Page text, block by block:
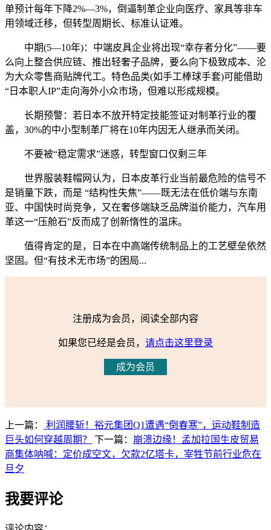
单预计每年下降2%—3%，倒逼制革企业向医疗、家具等非车
用领域迁移，但转型周期长、标准认证难。
中期(5—10年)：中端皮具企业将出现“幸存者分化”——要
么向上整合供应链、推出轻奢子品牌，要么向下极致成本、沦
为大众零售商贴牌代工。特色品类(如手工棒球手套)可能借助
“日本职人IP”走向海外小众市场，但难以形成规模。
长期预警：若日本不放开特定技能签证对制革行业的覆
盖，30%的中小型制革厂将在10年内因无人继承而关闭。
不要被“稳定需求”迷惑，转型窗口仅剩三年
世界服装鞋帽网认为，日本皮革行业当前最危险的信号不
是销量下跌，而是 “结构性失焦”——既无法在低价端与东南
亚、中国快时尚竞争，又在奢侈端缺乏品牌溢价能力，汽车用
革这一“压舱石”反而成了创新惰性的温床。
值得肯定的是，日本在中高端传统制品上的工艺壁垒依然
坚固。但“有技术无市场”的困局...
注册成为会员，阅读全部内容
如果您已经是会员， 请点击这里登录
成为会员
上一篇：
利润腰斩！裕元集团Q1遭遇“倒春寒”，运动鞋制造
巨头如何穿越周期？
下一篇： 崩溃边缘！孟加拉国生皮贸易
商集体呐喊：定价成空文，欠款2亿塔卡，宰牲节前行业危在
旦夕
我要评论